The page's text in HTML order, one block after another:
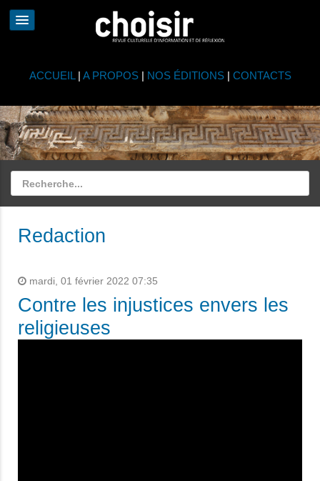
ACCUEIL | A PROPOS| NOS ÉDITIONS| CONTACTS
Redaction
mardi, 01 février 2022 07:35
Contre les injustices envers les
religieuses